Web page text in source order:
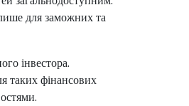
для заможних та
інвестора.
таких фінансових